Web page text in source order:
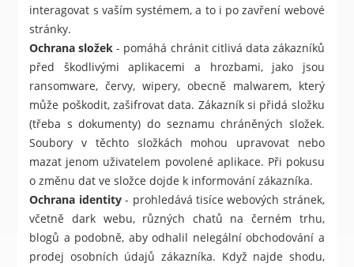
interagovat s vaším systémem, a to i po zavření webové
stránky.
Ochrana složek - pomáhá chránit citlivá data zákazníků
před škodlivými aplikacemi a hrozbami, jako jsou
ransomware, červy, wipery, obecně malwarem, který
může poškodit, zašifrovat data. Zákazník si přidá složku
(třeba s dokumenty) do seznamu chráněných složek.
Soubory v těchto složkách mohou upravovat nebo
mazat jenom uživatelem povolené aplikace. Při pokusu
o změnu dat ve složce dojde k informování zákazníka.
Ochrana identity- prohledává tisíce webových stránek,
včetně dark webu, různých chatů na černém trhu,
blogů a podobně, aby odhalil nelegální obchodování a
prodej osobních údajů zákazníka. Když najde shodu,